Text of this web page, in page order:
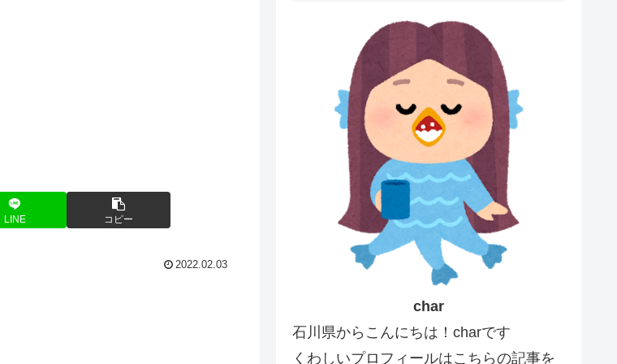
LINE コピー
2022.02.03
char
石川県からこんにちは！charです
くわしいプロフィールはこちらの記事を